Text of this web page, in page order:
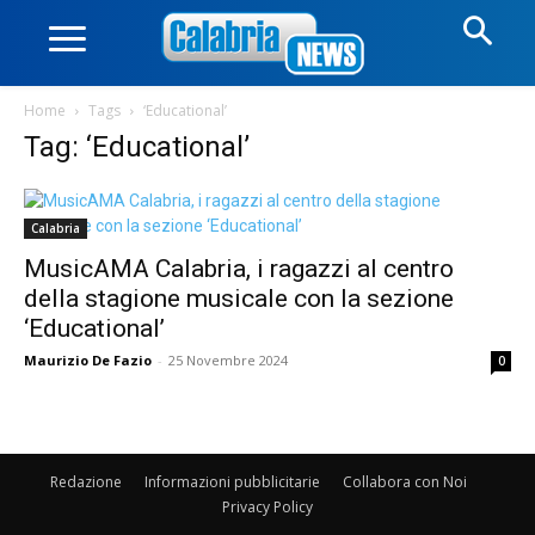
Home Tags ‘Educational’
Tag: ‘Educational’
Calabria
MusicAMA Calabria, i ragazzi al centro
della stagione musicale con la sezione
‘Educational’
Maurizio De Fazio - 25 Novembre 2024 0
Redazione Informazioni pubblicitarie
Collabora con Noi
Privacy Policy